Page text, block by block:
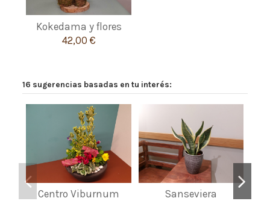
Kokedama y flores
42,00 €
16 sugerencias basadas en tu interés:
Centro Viburnum
Sanseviera